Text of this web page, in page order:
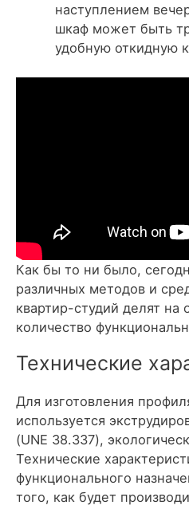
наступлением
шкаф может быть
удобную откидную
Как бы то ни было,
различных методов и
квартир-студий делят на
количество
Технические
Для изготовления
используется
(UNE 38.337),
Технические
функционального
того, как будет